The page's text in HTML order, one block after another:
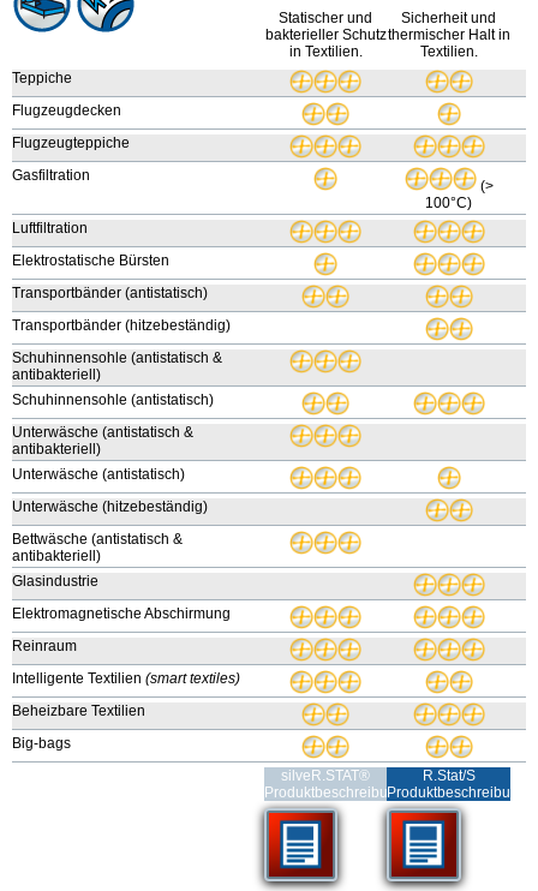
Statischer und
bakterieller Schutz
in Textilien.
Sicherheit und
thermischer Halt in
Textilien.
Teppiche
Flugzeugdecken
Flugzeugteppiche
Gasfiltration
(>
100°C)
Luftfiltration
Elektrostatische Bürsten
Transportbänder (antistatisch)
Transportbänder (hitzebeständig)
Schuhinnensohle (antistatisch &
antibakteriell)
Schuhinnensohle (antistatisch)
Unterwäsche (antistatisch &
antibakteriell)
Unterwäsche (antistatisch)
Unterwäsche (hitzebeständig)
Bettwäsche (antistatisch &
antibakteriell)
Glasindustrie
Elektromagnetische Abschirmung
Reinraum
Intelligente Textilien (smart textiles)
Beheizbare Textilien
Big-bags
silveR.STAT®
Produktbeschreibung
R.Stat/S
Produktbeschreibung